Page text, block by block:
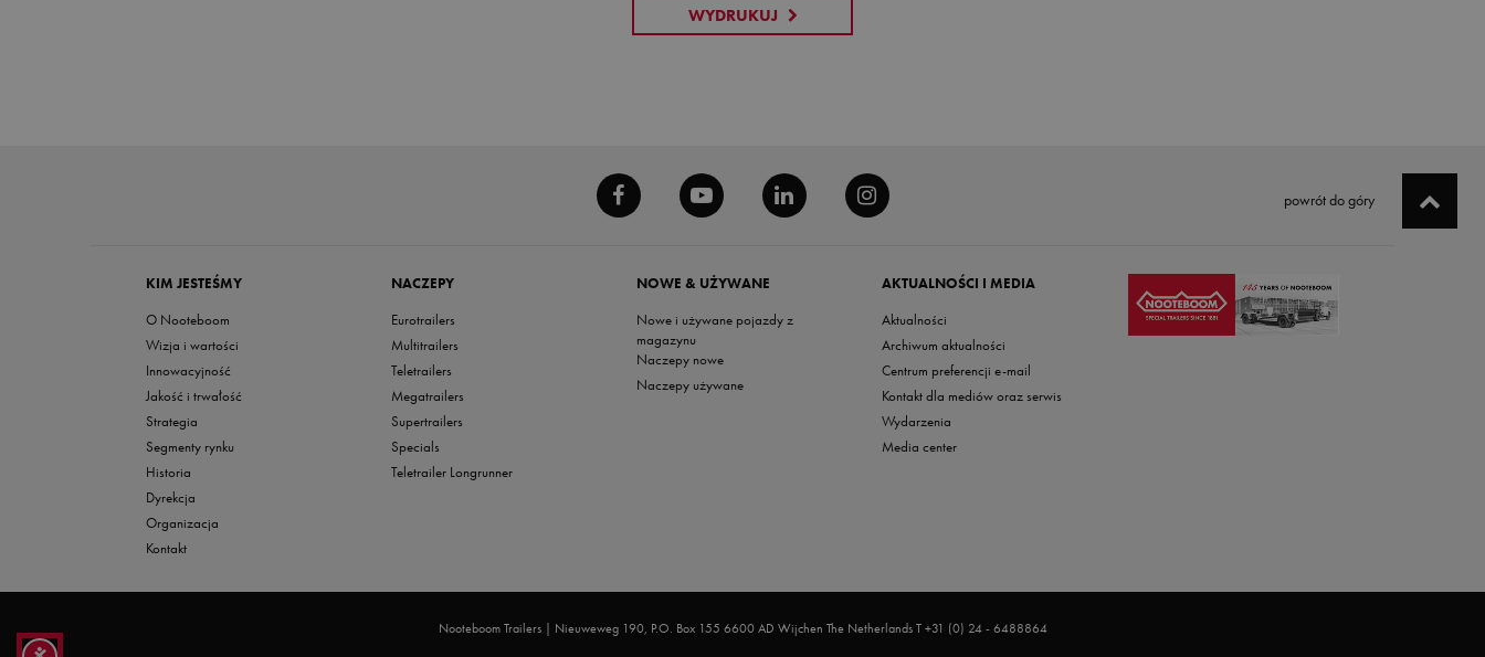
WYDRUKUJ
powrót do góry
KIM JESTEŚMY
O Nooteboom
Wizja i wartości
Innowacyjność
Jakość i trwałość
Strategia
Segmenty rynku
Historia
Dyrekcja
Organizacja
Kontakt
NACZEPY
Eurotrailers
Multitrailers
Teletrailers
Megatrailers
Supertrailers
Specials
Teletrailer Longrunner
NOWE & UŻYWANE
Nowe i używane pojazdy z
magazynu
Naczepy nowe
Naczepy używane
AKTUALNOŚCI I MEDIA
Aktualności
Archiwum aktualności
Centrum preferencji e-mail
Kontakt dla mediów oraz serwis
Wydarzenia
Media center
Nooteboom Trailers | Nieuweweg 190, P.O. Box 155 6600 AD Wijchen The Netherlands T +31 (0) 24 - 6488864